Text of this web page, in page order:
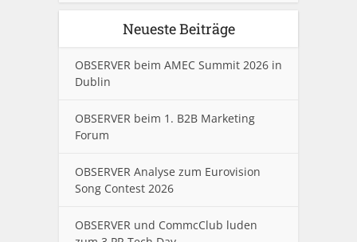
Neueste Beiträge
OBSERVER beim AMEC Summit 2026 in
Dublin
OBSERVER beim 1. B2B Marketing
Forum
OBSERVER Analyse zum Eurovision
Song Contest 2026
OBSERVER und CommcClub luden